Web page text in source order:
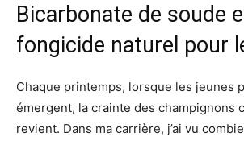
Bicarbonate de soude
fongicide naturel pour
Chaque printemps, lorsque les jeunes
émergent, la crainte des champignons
revient. Dans ma carrière, j’ai vu